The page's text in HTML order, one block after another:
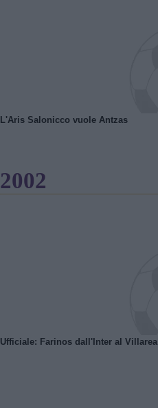
L'Aris Salonicco vuole Antzas
2002
Ufficiale: Farinos dall'Inter al Villareal